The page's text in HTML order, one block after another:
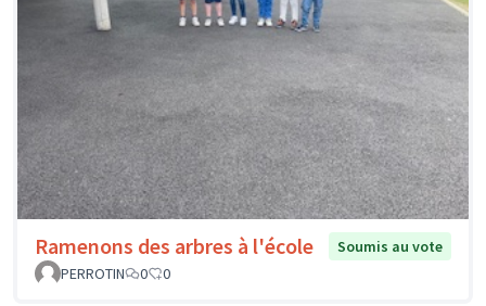
Ramenons des arbres à l'école
Soumis au vote
PERROTIN
0 0